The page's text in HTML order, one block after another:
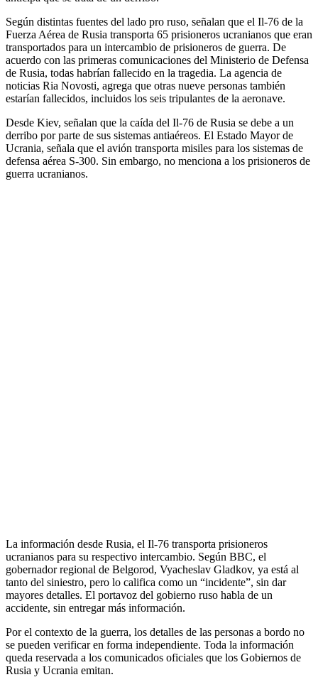
Según distintas fuentes del lado pro ruso, señalan que el Il-76 de la
Fuerza Aérea de Rusia transporta 65 prisioneros ucranianos que eran
transportados para un intercambio de prisioneros de guerra. De
acuerdo con las primeras comunicaciones del Ministerio de Defensa
de Rusia, todas habrían fallecido en la tragedia. La agencia de
noticias Ria Novosti, agrega que otras nueve personas también
estarían fallecidos, incluidos los seis tripulantes de la aeronave.
Desde Kiev, señalan que la caída del Il-76 de Rusia se debe a un
derribo por parte de sus sistemas antiaéreos. El Estado Mayor de
Ucrania, señala que el avión transporta misiles para los sistemas de
defensa aérea S-300. Sin embargo, no menciona a los prisioneros de
guerra ucranianos.
La información desde Rusia, el Il-76 transporta prisioneros
ucranianos para su respectivo intercambio. Según BBC, el
gobernador regional de Belgorod, Vyacheslav Gladkov, ya está al
tanto del siniestro, pero lo califica como un “incidente”, sin dar
mayores detalles. El portavoz del gobierno ruso habla de un
accidente, sin entregar más información.
Por el contexto de la guerra, los detalles de las personas a bordo no
se pueden verificar en forma independiente. Toda la información
queda reservada a los comunicados oficiales que los Gobiernos de
Rusia y Ucrania emitan.